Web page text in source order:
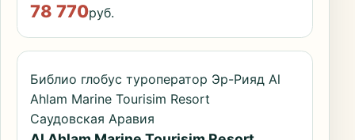
78 770руб.
Библио глобус туроператор Эр-Рияд Al
Ahlam Marine Tourisim Resort
Саудовская Аравия